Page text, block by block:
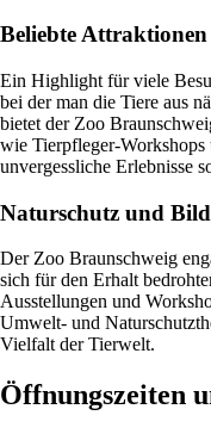
Beliebte
Ein Highlight für viele
bei der man die Tiere aus
bietet der Zoo
wie Tierpfleger-
unvergessliche Erlebnisse
Naturschutz und
Der Zoo Braunschweig
sich für den Erhalt
Ausstellungen und
Umwelt- und
Vielfalt der Tierwelt.
Öffnungszeiten